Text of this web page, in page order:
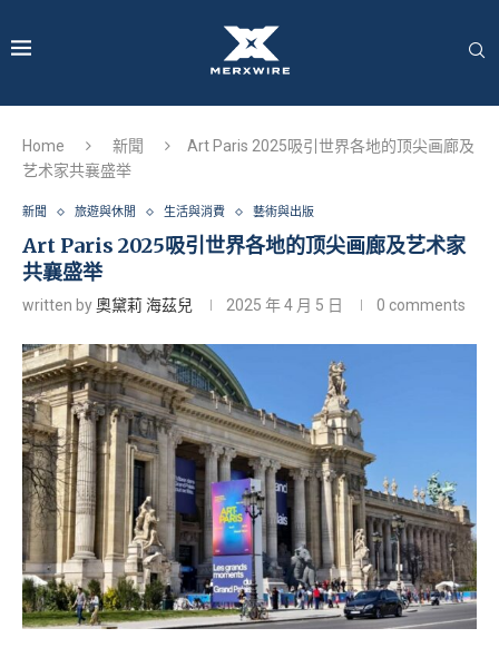
Home 新聞
Art Paris 2025吸引世界各地的顶尖画廊及
艺术家共襄盛举
新聞 旅遊與休閒 生活與消費 藝術與出版
Art Paris 2025吸引世界各地的顶尖画廊及艺术家
共襄盛举
written by奧黛莉 海茲兒 2025 年 4 月 5 日 0 comments